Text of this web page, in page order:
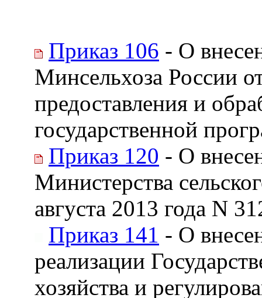
Приказ 106 - О
Минсельхоза России
предоставления и
государственной
Приказ 120 - О
Министерства
августа 2013 года N
Приказ 141 - О
реализации
хозяйства и